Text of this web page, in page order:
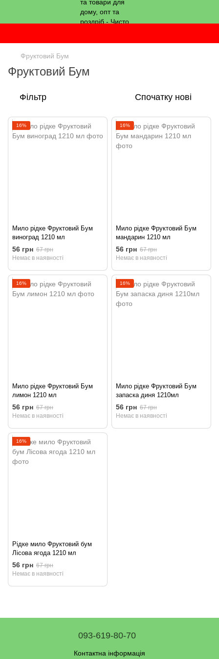
Фруктовий Бум
Фруктовий Бум
Фільтр Спочатку нові
16%
Мило рідке Фруктовий Бум
виноград 1210 мл
56 грн 67 грн
Немає в наявності
16%
Мило рідке Фруктовий Бум
мандарин 1210 мл
56 грн 67 грн
Немає в наявності
16%
Мило рідке Фруктовий Бум
лимон 1210 мл
56 грн 67 грн
Немає в наявності
16%
Мило рідке Фруктовий Бум
запаска диня 1210мл
56 грн 67 грн
Немає в наявності
16%
Рідке мило Фруктовий бум
Лісова ягода 1210 мл
56 грн 67 грн
Немає в наявності
093-619-80-70
Контактна інформація